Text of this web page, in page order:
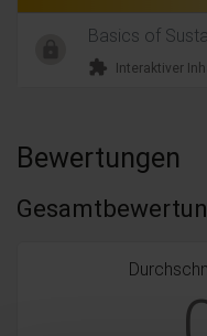
Basics of
extension Interaktiver
Bewertungen